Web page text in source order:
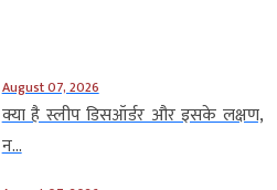
August 07, 2026
क्या है स्लीप डिसऑर्डर और इसके लक्षण,
न...